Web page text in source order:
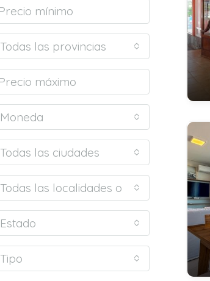
Todas las provincias
Moneda
Todas las ciudades
Todas las localidades o barrios
Estado
Tipo